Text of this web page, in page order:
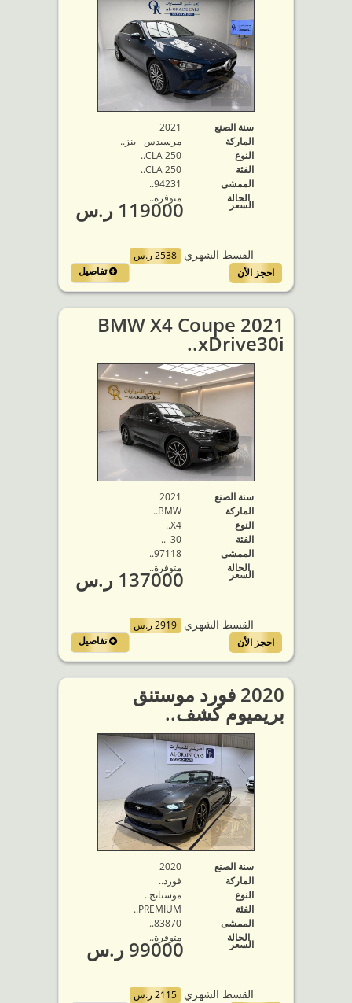
سنة الصنع
2021
الماركة
مرسيدس - بنز..
النوع
CLA 250..
الفئة
CLA 250..
الممشى
94231..
الحالة
متوفرة‬..
السعر 119000 ر.س
القسط الشهري 2538 ر.س
تفاصيل
احجز الأن
2021 BMW X4 Coupe
xDrive30i..
سنة الصنع
2021
الماركة
BMW..
النوع
X4..
الفئة
30 i..
الممشى
97118..
الحالة
متوفرة‬..
السعر 137000 ر.س
القسط الشهري 2919 ر.س
تفاصيل
احجز الأن
2020 فورد موستنق
بريميوم كشف..
سنة الصنع
2020
الماركة
فورد..
النوع
موستانج..
الفئة
PREMIUM..
الممشى
83870..
الحالة
متوفرة‬..
السعر 99000 ر.س
القسط الشهري 2115 ر.س